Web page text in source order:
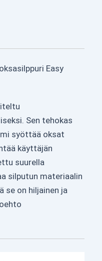
Easy
Sen tehokas
syöttää oksat
käyttäjän
suurella
silputun materiaalin
se on hiljainen ja